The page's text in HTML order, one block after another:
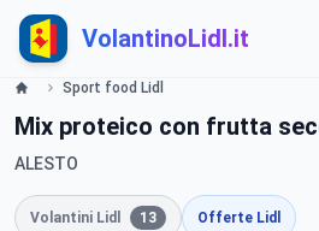
VolantinoLidl.it
Sport food Lidl
Mix proteico con frutta
ALESTO
Volantini Lidl 13 Offerte Lidl